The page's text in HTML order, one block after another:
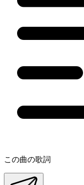
この曲の歌詞